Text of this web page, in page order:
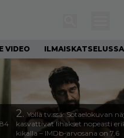
VIDEO ILMAISKATSELUSSA
2. Yöllä tv:ssä: Sotaelokuvan
kasvattivat lihakset nopeasti
kikalla – IMDb-arvosana on 7,6